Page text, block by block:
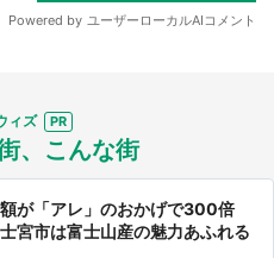
ィズ
、こんな街
が「アレ」のおかげで300倍
宮市は富士山産の魅力あふれる